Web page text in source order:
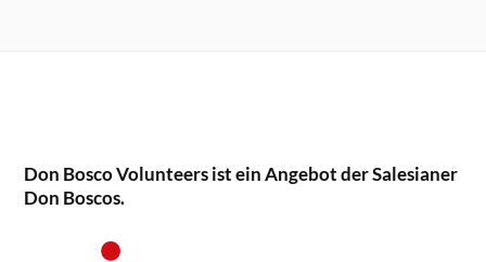
Don Bosco Volunteers ist ein Angebot der Salesianer
Don Boscos.